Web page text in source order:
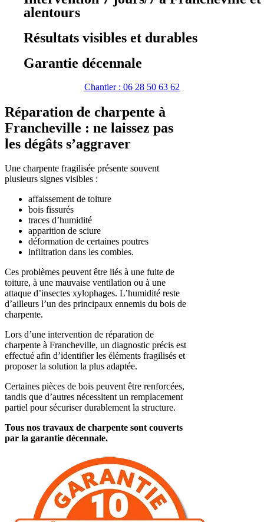
alentours
Résultats visibles et durables
Garantie décennale
Chantier : 06 28 50 63 62
Réparation de charpente à
Francheville : ne laissez pas
les dégâts s’aggraver
Une charpente fragilisée présente souvent
plusieurs signes visibles :
affaissement de toiture
bois fissurés
traces d’humidité
apparition de sciure
déformation de certaines poutres
infiltration dans les combles.
Ces problèmes peuvent être liés à une fuite de
toiture, à une mauvaise ventilation ou à une
attaque d’insectes xylophages. L’humidité reste
d’ailleurs l’un des principaux ennemis du bois de
charpente.
Lors d’une intervention de réparation de
charpente à Francheville, un diagnostic précis est
effectué afin d’identifier les éléments fragilisés et
proposer la solution la plus adaptée.
Certaines pièces de bois peuvent être renforcées,
tandis que d’autres nécessitent un remplacement
partiel pour sécuriser durablement la structure.
Tous nos travaux de charpente sont couverts
par la garantie décennale.